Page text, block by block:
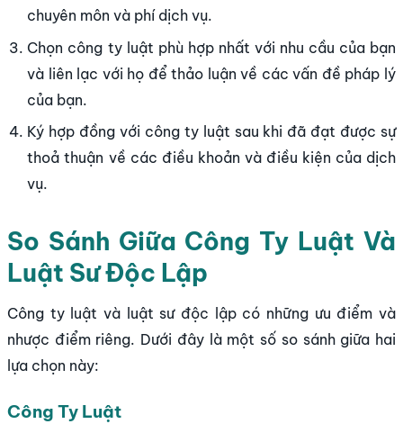
chuyên môn và phí dịch vụ.
Chọn công ty luật phù hợp nhất với nhu cầu của bạn
và liên lạc với họ để thảo luận về các vấn đề pháp lý
của bạn.
Ký hợp đồng với công ty luật sau khi đã đạt được sự
thoả thuận về các điều khoản và điều kiện của dịch
vụ.
So Sánh Giữa Công Ty Luật Và
Luật Sư Độc Lập
Công ty luật và luật sư độc lập có những ưu điểm và
nhược điểm riêng. Dưới đây là một số so sánh giữa hai
lựa chọn này:
Công Ty Luật